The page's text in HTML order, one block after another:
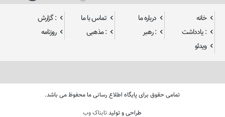
خانه درباره ما تماس با ما
: گزارش
: یادداشت
: رهبر : مذهبی
روزنامه
ویدئو
تمامی حقوق برای پایگاه اطلاع رسانی ما محفوظ می باشد.
طراحی و تولیدتابناک وب